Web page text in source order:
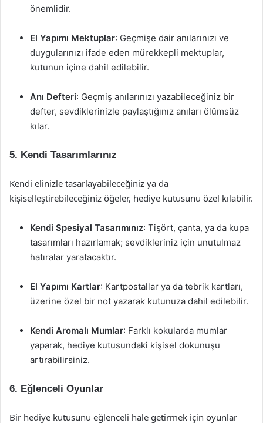
önemlidir.
El Yapımı Mektuplar: Geçmişe dair anılarınızı ve
duygularınızı ifade eden mürekkepli mektuplar,
kutunun içine dahil edilebilir.
Anı Defteri: Geçmiş anılarınızı yazabileceğiniz bir
defter, sevdiklerinizle paylaştığınız anıları ölümsüz
kılar.
5. Kendi Tasarımlarınız
Kendi elinizle tasarlayabileceğiniz ya da
kişiselleştirebileceğiniz öğeler, hediye kutusunu özel kılabilir.
Kendi Spesiyal Tasarımınız: Tişört, çanta, ya da kupa
tasarımları hazırlamak; sevdikleriniz için unutulmaz
hatıralar yaratacaktır.
El Yapımı Kartlar: Kartpostallar ya da tebrik kartları,
üzerine özel bir not yazarak kutunuza dahil edilebilir.
Kendi Aromalı Mumlar: Farklı kokularda mumlar
yaparak, hediye kutusundaki kişisel dokunuşu
artırabilirsiniz.
6. Eğlenceli Oyunlar
Bir hediye kutusunu eğlenceli hale getirmek için oyunlar